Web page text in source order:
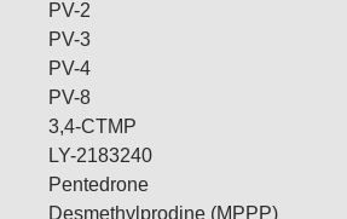
PV-2
PV-3
PV-4
PV-8
3,4-CTMP
LY-2183240
Pentedrone
Desmethylprodine (MPPP)